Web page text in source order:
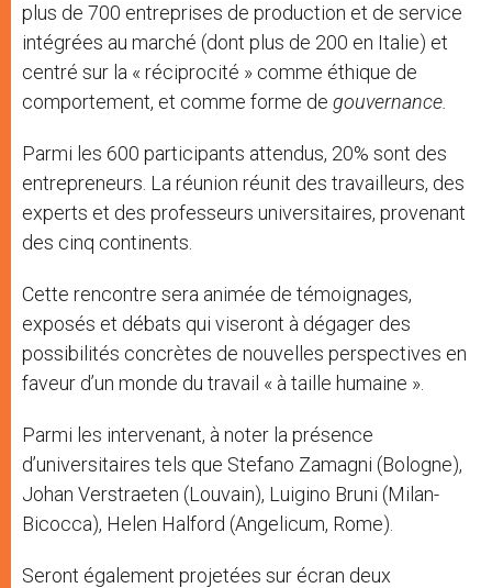
plus de 700 entreprises de production et de service
intégrées au marché (dont plus de 200 en Italie) et
centré sur la « réciprocité » comme éthique de
comportement, et comme forme de gouvernance.
Parmi les 600 participants attendus, 20% sont des
entrepreneurs. La réunion réunit des travailleurs, des
experts et des professeurs universitaires, provenant
des cinq continents.
Cette rencontre sera animée de témoignages,
exposés et débats qui viseront à dégager des
possibilités concrètes de nouvelles perspectives en
faveur d’un monde du travail « à taille humaine ».
Parmi les intervenant, à noter la présence
d’universitaires tels que Stefano Zamagni (Bologne),
Johan Verstraeten (Louvain), Luigino Bruni (Milan-
Bicocca), Helen Halford (Angelicum, Rome).
Seront également projetées sur écran deux